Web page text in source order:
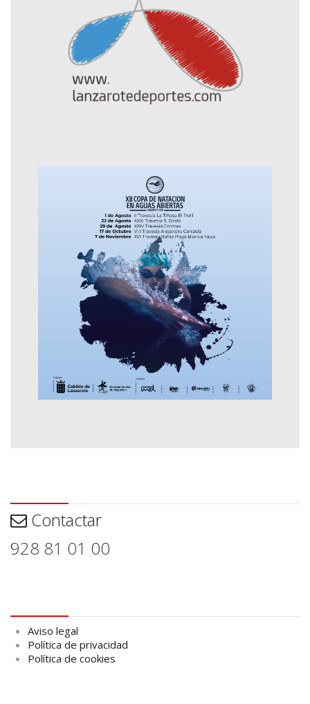
Contactar
928 81 01 00
Aviso legal
Política de privacidad
Política de cookies